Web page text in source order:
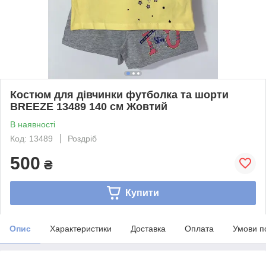
Костюм для дівчинки футболка та шорти
BREEZE 13489 140 см Жовтий
В наявності
Код: 13489
Роздріб
500 ₴
Купити
Опис Характеристики Доставка Оплата Умови